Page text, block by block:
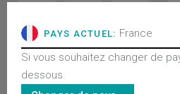
PAYS ACTUEL: France
Si vous souhaitez changer de
dessous.